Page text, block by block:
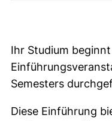
Ihr Studium
Semesters
Diese Einführung